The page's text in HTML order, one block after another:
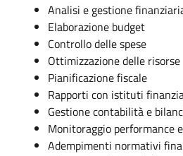
Analisi e gestione
Elaborazione budget
Controllo delle spese
Ottimizzazione delle risorse
Pianificazione fiscale
Rapporti con istituti
Gestione contabilità e
Monitoraggio performance
Adempimenti normativi